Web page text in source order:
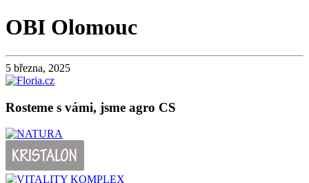
OBI Olomouc
5 března, 2025
Rosteme s vámi, jsme agro CS